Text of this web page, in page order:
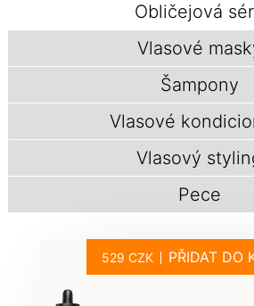
Obličejová
Vlasové
Šampony
Vlasové
Vlasový
Pece
PŘIDAT DO